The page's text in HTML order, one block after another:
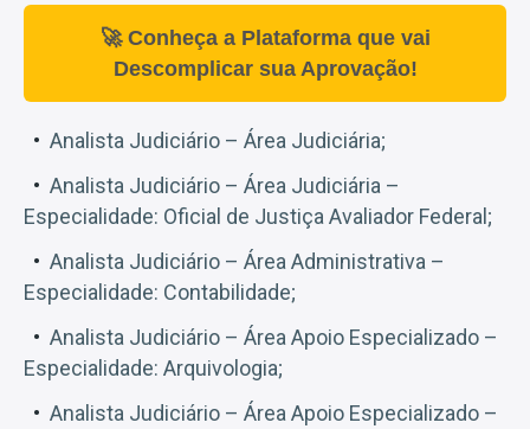
🚀 Conheça a Plataforma que vai
Descomplicar sua Aprovação!
Analista Judiciário – Área Judiciária;
Analista Judiciário – Área Judiciária –
Especialidade: Oficial de Justiça Avaliador Federal;
Analista Judiciário – Área Administrativa –
Especialidade: Contabilidade;
Analista Judiciário – Área Apoio Especializado –
Especialidade: Arquivologia;
Analista Judiciário – Área Apoio Especializado –